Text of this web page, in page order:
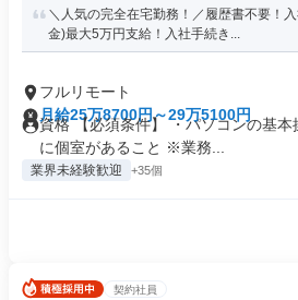
＼人気の完全在宅勤務！／履歴書不要！
金)最大5万円支給！入社手続き...
フルリモート
月給25万8700円～29万5100円
資格 【必須条件】 ・パソコンの基
に個室があること ※業務...
業界未経験歓迎 +35個
契約社員